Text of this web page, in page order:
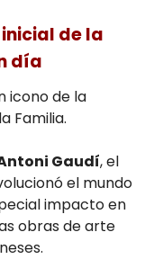
de la
día
icono de la
Familia.
Gaudí, el
el mundo
impacto en
obras de arte